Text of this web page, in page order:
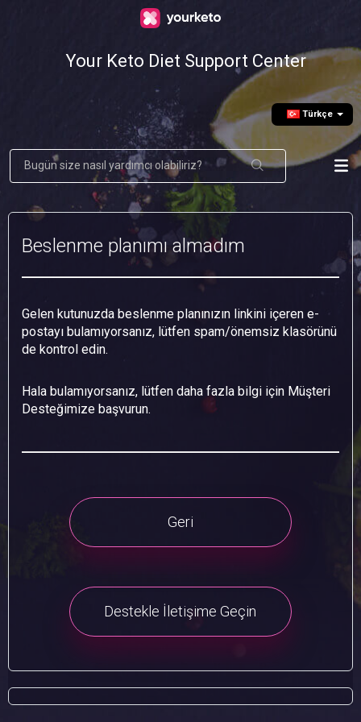
Your Keto Diet Support Center
Türkçe
Beslenme planımı almadım
Gelen kutunuzda beslenme planınızın linkini içeren e-
postayı bulamıyorsanız, lütfen spam/önemsiz klasörünü
de kontrol edin.
Hala bulamıyorsanız, lütfen daha fazla bilgi için Müşteri
Desteğimize başvurun.
Geri
Destekle İletişime Geçin